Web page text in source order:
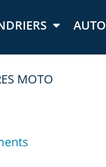
AUTO
MOTO